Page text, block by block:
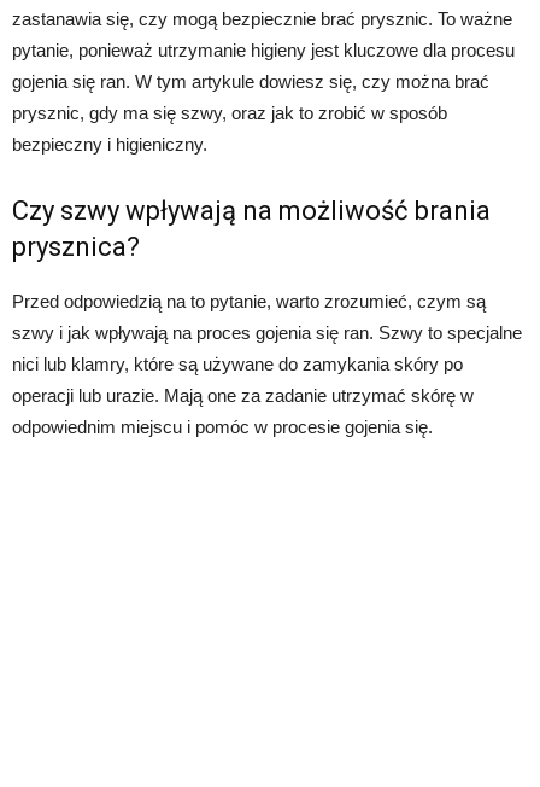
zastanawia się, czy mogą bezpiecznie brać prysznic. To ważne
pytanie, ponieważ utrzymanie higieny jest kluczowe dla procesu
gojenia się ran. W tym artykule dowiesz się, czy można brać
prysznic, gdy ma się szwy, oraz jak to zrobić w sposób
bezpieczny i higieniczny.
Czy szwy wpływają na możliwość brania
prysznica?
Przed odpowiedzią na to pytanie, warto zrozumieć, czym są
szwy i jak wpływają na proces gojenia się ran. Szwy to specjalne
nici lub klamry, które są używane do zamykania skóry po
operacji lub urazie. Mają one za zadanie utrzymać skórę w
odpowiednim miejscu i pomóc w procesie gojenia się.